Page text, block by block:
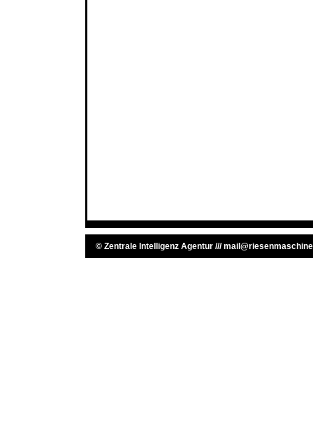
© Zentrale Intelligenz Agentur ///